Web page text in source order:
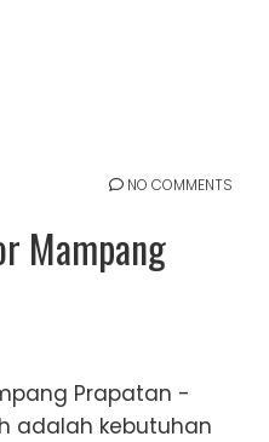
NO COMMENTS
Mampang
Prapatan -
adalah kebutuhan